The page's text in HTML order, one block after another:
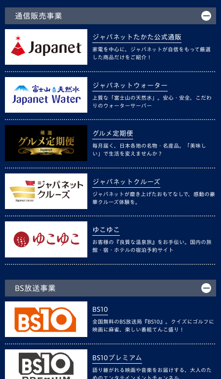
通信販売事業
ジャパネットたかた公式通販
家電を中心に、ジャパネットが自信をもって厳選
した商品だけをご紹介！
ジャパネットウォーター
上質な「富士山の天然水」。安心・安全、こだわ
りのウォーターサーバー
グルメ定期便
毎月届く、日本各地の名物・名産品。「美味し
い」で生活を変えませんか？
ジャパネットクルーズ
ジャパネットが磨き上げたおもてなしで、感動の豪
華クルーズ体験を。
ゆこゆこ
お客様の『良質な温泉旅』をお手伝い。国内の旅
館・宿・ホテルの宿泊予約サイト
BS放送事業
BS10
全国無料のBS放送局『BS10』。クイズにゴルフに
映画に麻雀、楽しい番組てんこ盛り！
BS10プレミアム
語り継がれる映画や音楽をお届けする、大人のた
めのエンタテインメントチャンネル